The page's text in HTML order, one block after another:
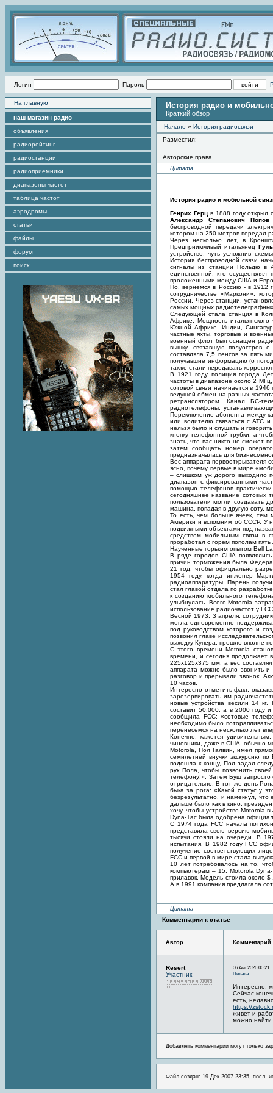
Логин Пароль
На главную
наш магазин радио
объявления
радиорейтинг
радиостанции
радиоприемники
диапазоны частот
таблица частот
аэродромы
статьи
файлы
форум
поиск
История радио и
Краткий обзор
Начало » История радиосвязи
Разместил:
Авторские права
Цитата
История радио и мобильной
Генрих Герцв 1888 году открыл
Александр Степанович Попов
беспроводной передачи
котором на 250 метров передал
Через несколько лет, в
Предприимчивый итальянец
устройство, чуть усложнив
История беспроводной связи
сигналы из станции Польдю в
единственной, кто
проложенными между США и
Но, вернёмся в Россию - в 1912
сотрудничестве «Маркони»,
России. Через станции,
самых мощных
Следующей стала станция в
Африке. Мощность итальянского
Южной Африке, Индии,
частные яхты, торговые и
военный флот был оснащён
вышку, связавшую полуостров
составляла 7,5 пенсов за пять
получавшие информацию (о
также стали передавать
В 1921 году полиция города
частоты в диапазоне около 2
сотовой связи начинается в
ведущей обмен на разных
ретранслятором. Канал БС-
радиотелефоны,
Переключение абонента между
или водителю связаться с АТС
нельзя было и слушать и
кнопку телефонной трубки, а
знать, что вас никто не сможет
затем сообщать номер
предназначалась для
Вес аппарата-первооткрывателя
ясно, почему первые в мире
– слишком уж дорого выходило
диапазон с фиксированными
помощью телефонов
сегодняшнее название сотовых
пользователи могли создавать
машина, попадая в другую соту,
То есть, чем больше ячеек, тем
Америки и вспомним об СССР. У
подвижными объектами под
средством мобильным связи в
проработал с горем пополам
Наученные горьким опытом Bell
В ряде городов США
причин торможения была
21 год, чтобы официально
1954 году, когда инженер
радиоаппаратуры. Парень
стал главой отдела по
к созданию мобильного
улыбнулась. Всего Motorola
использование радиочастот у
Весной 1973, 3 апреля,
могла одновременно
под руководством которого и
позвонил главе
выходку Купера, прошло вполне
С этого времени Motorola
времени, и сегодня продолжает
225х125х375 мм, а вес
аппарата можно было звонить
разговор и прерывали звонок.
10 часов.
Интересно отметить факт,
зарезервировать им
новые устройства весили 14
составит 50,000, а в 2000 году
сообщила FCC: «сотовые
необходимо было
перенесёмся на несколько лет
Конечно, кажется
чиновники, даже в США, обычно
Motorola, Пол Галвин, имел
семилетней внучки экскурсию
подошла к концу, Пол задал
рук Пола, чтобы позвонить
телефону!». Затем Буш запросто
отрицательно. В тот же день
быка за рога: «Какой статус у
безрезультатно, и намекнул,
дальше было как в кино:
хочу, чтобы устройство
Dyna-Tас была одобрена
С 1974 года FCC начала
представила свою версию
тысячи стояли на очереди. В
испытания. В 1982 году FCC
получение соответствующих
FCC и первой в мире стала
10 лет потребовалось на то,
компьютерам – 15. Motorola
прилавок. Модель стоила около
А в 1991 компания предлагала
Цитата
Комментарии к статье
Автор Комментарий
Resert
Участник
06 Авг 2026 00:21
Цитата
Интересно,
Сейчас
есть,
https://
живет и
можно найти
Добавлять комментарии могут только
Файл создан: 19 Дек 2007 23:35, посл.